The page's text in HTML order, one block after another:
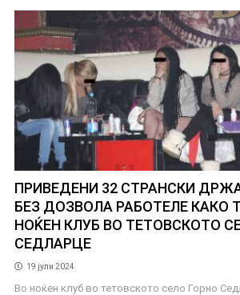
ПРИВЕДЕНИ 32 СТРАНСКИ
БЕЗ ДОЗВОЛА РАБОТЕЛЕ КАКО
НОЌЕН КЛУБ ВО ТЕТОВСКОТО
СЕДЛАРЦЕ
19 јули 2024
Во ноќен клуб во тетовското село Горно